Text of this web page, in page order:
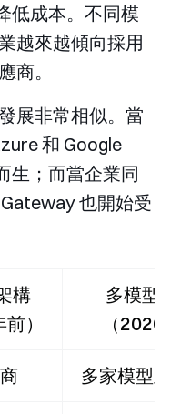
低成本。不同模
越來越傾向採用
商。
展非常相似。當
和 Google
生；而當企業同
也開始受
構
）
多模型
（2026
多家模型